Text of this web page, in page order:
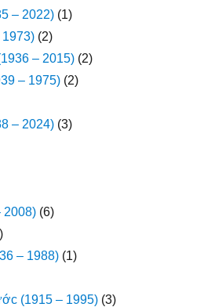
– 2022) (1)
(2)
– 2015) (2)
– 1975) (2)
– 2024) (3)
2008) (6)
– 1988) (1)
(1915 – 1995) (3)